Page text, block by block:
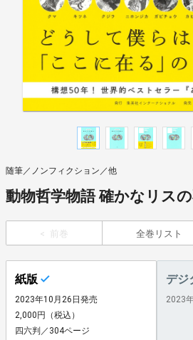
随筆／ノンフィクション／他
動物哲学物語 確かなリス
前巻 全巻リスト
紙版
2023年10月26日発売
2,000円（税込）
四六判／304ページ
デジ
2023